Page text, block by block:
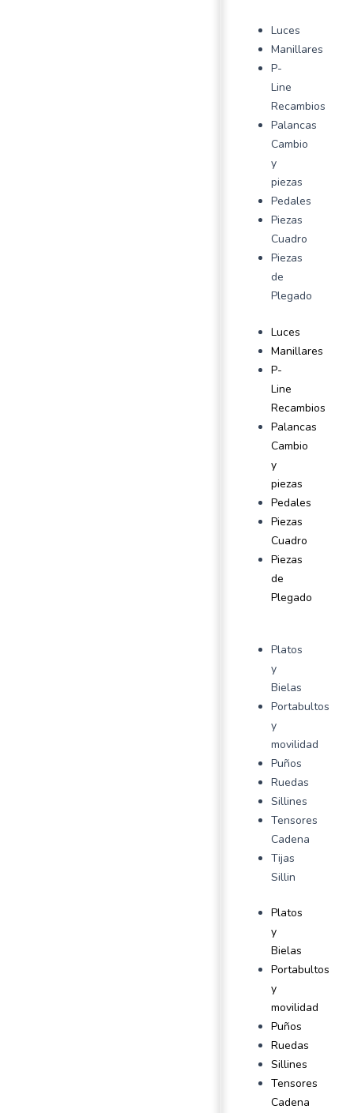
Luces
Manillares
P-
Line
Recambios
Palancas
Cambio
y
piezas
Pedales
Piezas
Cuadro
Piezas
de
Plegado
Luces
Manillares
P-
Line
Recambios
Palancas
Cambio
y
piezas
Pedales
Piezas
Cuadro
Piezas
de
Plegado
Platos
y
Bielas
Portabultos
y
movilidad
Puños
Ruedas
Sillines
Tensores
Cadena
Tijas
Sillin
Platos
y
Bielas
Portabultos
y
movilidad
Puños
Ruedas
Sillines
Tensores
Cadena